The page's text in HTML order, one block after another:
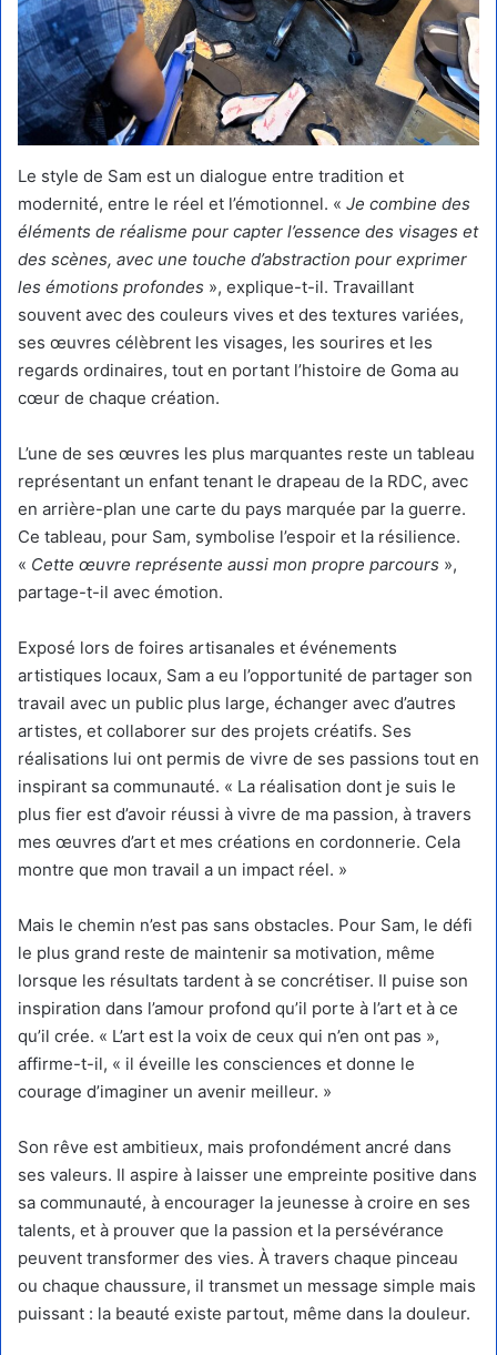
Le style de Sam est un dialogue entre tradition et
modernité, entre le réel et l’émotionnel. « Je combine des
éléments de réalisme pour capter l’essence des visages et
des scènes, avec une touche d’abstraction pour exprimer
les émotions profondes », explique-t-il. Travaillant
souvent avec des couleurs vives et des textures variées,
ses œuvres célèbrent les visages, les sourires et les
regards ordinaires, tout en portant l’histoire de Goma au
cœur de chaque création.
L’une de ses œuvres les plus marquantes reste un tableau
représentant un enfant tenant le drapeau de la RDC, avec
en arrière-plan une carte du pays marquée par la guerre.
Ce tableau, pour Sam, symbolise l’espoir et la résilience.
« Cette œuvre représente aussi mon propre parcours »,
partage-t-il avec émotion.
Exposé lors de foires artisanales et événements
artistiques locaux, Sam a eu l’opportunité de partager son
travail avec un public plus large, échanger avec d’autres
artistes, et collaborer sur des projets créatifs. Ses
réalisations lui ont permis de vivre de ses passions tout en
inspirant sa communauté. « La réalisation dont je suis le
plus fier est d’avoir réussi à vivre de ma passion, à travers
mes œuvres d’art et mes créations en cordonnerie. Cela
montre que mon travail a un impact réel. »
Mais le chemin n’est pas sans obstacles. Pour Sam, le défi
le plus grand reste de maintenir sa motivation, même
lorsque les résultats tardent à se concrétiser. Il puise son
inspiration dans l’amour profond qu’il porte à l’art et à ce
qu’il crée. « L’art est la voix de ceux qui n’en ont pas »,
affirme-t-il, « il éveille les consciences et donne le
courage d’imaginer un avenir meilleur. »
Son rêve est ambitieux, mais profondément ancré dans
ses valeurs. Il aspire à laisser une empreinte positive dans
sa communauté, à encourager la jeunesse à croire en ses
talents, et à prouver que la passion et la persévérance
peuvent transformer des vies. À travers chaque pinceau
ou chaque chaussure, il transmet un message simple mais
puissant : la beauté existe partout, même dans la douleur.